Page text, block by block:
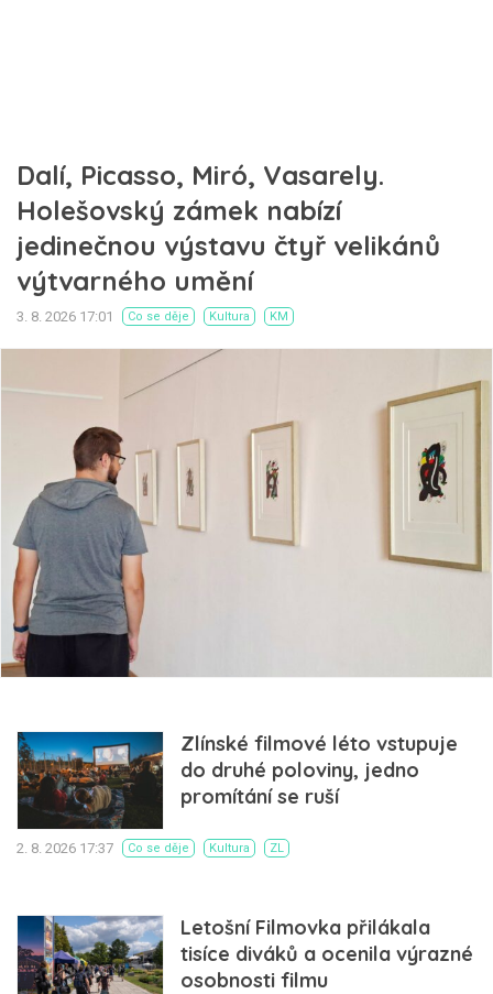
Dalí, Picasso, Miró, Vasarely.
Holešovský zámek nabízí
jedinečnou výstavu čtyř velikánů
výtvarného umění
3. 8. 2026 17:01 Co se děje Kultura KM
Zlínské filmové léto vstupuje
do druhé poloviny, jedno
promítání se ruší
2. 8. 2026 17:37 Co se děje Kultura ZL
Letošní Filmovka přilákala
tisíce diváků a ocenila výrazné
osobnosti filmu